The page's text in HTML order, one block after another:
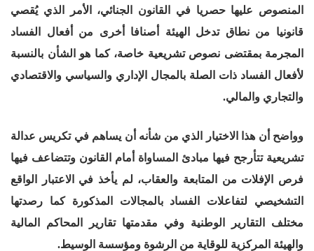
المنصوص عليها حصريا في القانون الجنائي، الأمر الذي يُقصي
قانونيا من نطاق تدخل الهيئة أصنافا أخرى من أفعال الفساد
المجرمة بمقتضى نصوص تشريعية خاصة، كما هو الشأن بالنسبة
لأفعال الفساد ذات الصلة بالمجال الإداري والسياسي والاقتصادي
والتجاري والمالي.
وواضح أن هذا الاختيار الذي من شأنه أن يساهم في تكريس عدالة
تشريعية تتأرجح فيها مبادئ المساواة أمام القانون وتتضاعف فيها
فرص الإفلات من المتابعة والعقاب، لم يأخذ في الاعتبار الواقع
التشخيصي لتفاعلات الفساد بالمجالات المذكورة كما رصدتها
مختلف التقارير الوطنية وفي مقدمتها تقارير المحاكم المالية
والهيئة المركزية للوقاية من الرشوة ومؤسسة الوسيط.